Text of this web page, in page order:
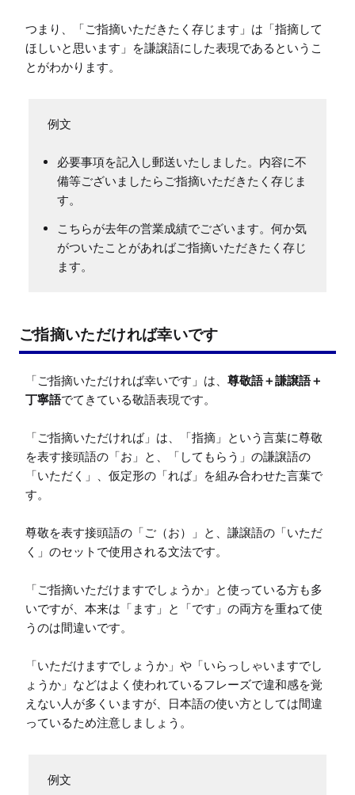
つまり、「ご指摘いただきたく存じます」は「指摘して
ほしいと思います」を謙譲語にした表現であるというこ
とがわかります。
必要事項を記入し郵送いたしました。内容に不
備等ございましたらご指摘いただきたく存じま
す。
こちらが去年の営業成績でございます。何か気
がついたことがあればご指摘いただきたく存じ
ます。
ご指摘いただければ幸いです
「ご指摘いただければ幸いです」は、 尊敬語＋謙譲語＋
丁寧語でてきている敬語表現です。
「ご指摘いただければ」は、「指摘」という言葉に尊敬
を表す接頭語の「お」と、「してもらう」の謙譲語の
「いただく」、仮定形の「れば」を組み合わせた言葉で
す。
尊敬を表す接頭語の「ご（お）」と、謙譲語の「いただ
く」のセットで使用される文法です。
「ご指摘いただけますでしょうか」と使っている方も多
いですが、本来は「ます」と「です」の両方を重ねて使
うのは間違いです。
「いただけますでしょうか」や「いらっしゃいますでし
ょうか」などはよく使われているフレーズで違和感を覚
えない人が多くいますが、日本語の使い方としては間違
っているため注意しましょう。